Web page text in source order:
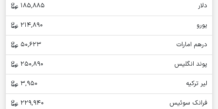
دلار
185,885
یورو
214,890
درهم امارات
50,623
پوند انگلیس
250,890
لیر ترکیه
3,950
فرانک سوئیس
229,940